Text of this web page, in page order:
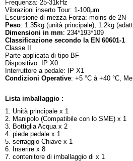
Frequenza: 25-31kHz
Vibrazioni inserto Tour: 1-100μm
Escursione di mezza Forza: moins de 2N
Peso: 1.35kg (unità principale), 1.2kg
Dimensioni in mm: 234*193*109
Classificazione secondo la EN 60601-1
Classe II
Parte applicata di tipo BF
Dispositivo: IP X0
Interruttore a pedale: IP X1
Condizioni Operative: +5 °C à +40 °C,
Lista imballaggio :
1. Unità principale x 1
2. Manipolo (Compatibile con lo SME) x 1
3. Bottiglia Acqua x 2
4. piede pedale x 1
5. serraggio Chiave x 1
6. Inserire x 8
7. contenitore di imballaggio di x 1